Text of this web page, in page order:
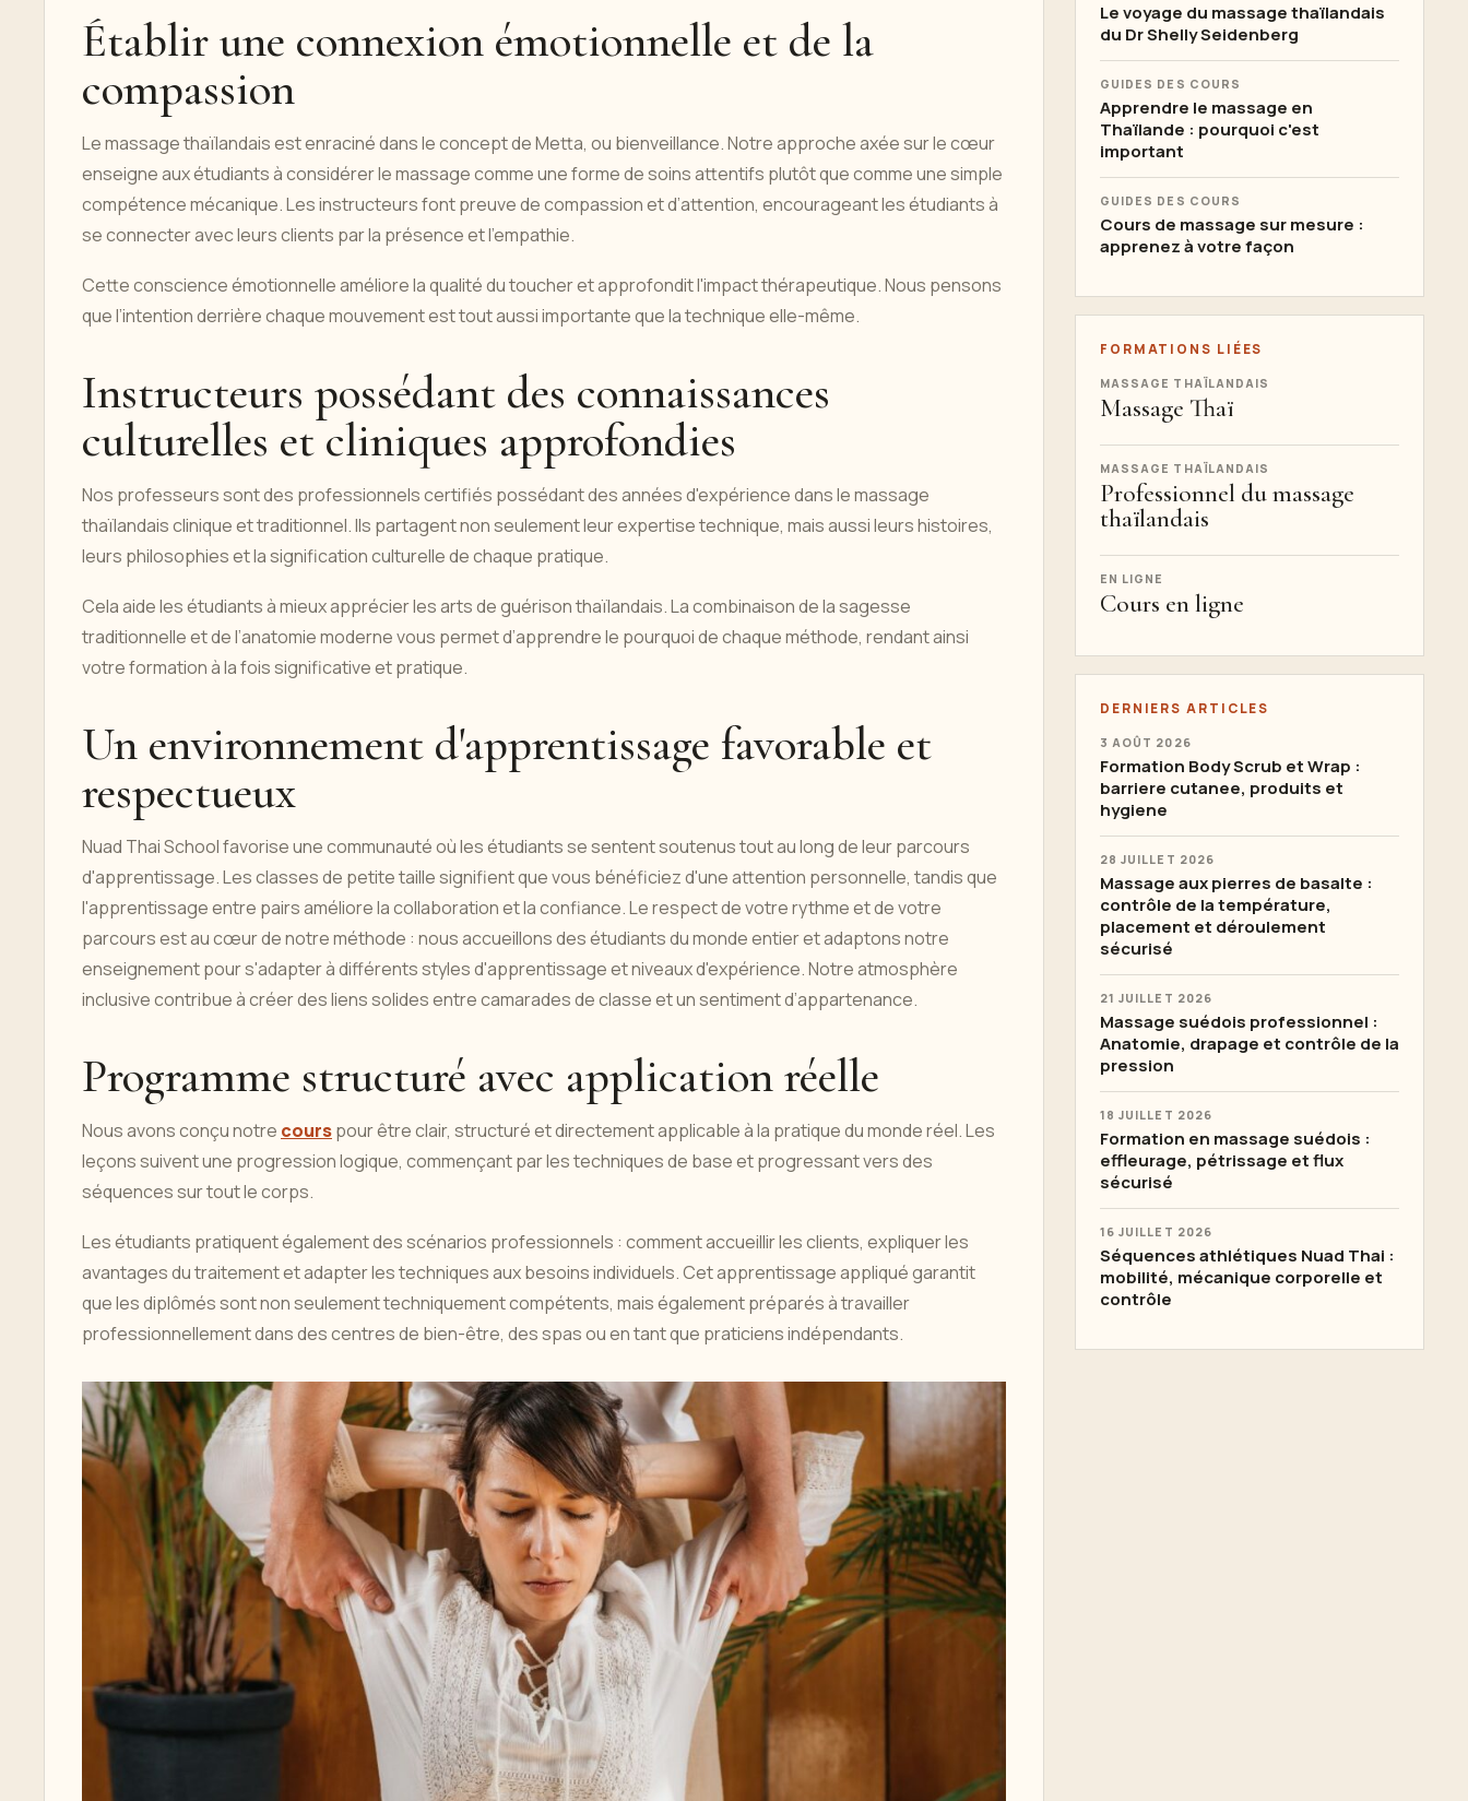
Établir une connexion émotionnelle et de la
compassion
Le massage thaïlandais est enraciné dans le concept de Metta, ou bienveillance. Notre approche axée sur le cœur
enseigne aux étudiants à considérer le massage comme une forme de soins attentifs plutôt que comme une simple
compétence mécanique. Les instructeurs font preuve de compassion et d’attention, encourageant les étudiants à
se connecter avec leurs clients par la présence et l’empathie.
Cette conscience émotionnelle améliore la qualité du toucher et approfondit l'impact thérapeutique. Nous pensons
que l’intention derrière chaque mouvement est tout aussi importante que la technique elle-même.
Instructeurs possédant des connaissances
culturelles et cliniques approfondies
Nos professeurs sont des professionnels certifiés possédant des années d'expérience dans le massage
thaïlandais clinique et traditionnel. Ils partagent non seulement leur expertise technique, mais aussi leurs histoires,
leurs philosophies et la signification culturelle de chaque pratique.
Cela aide les étudiants à mieux apprécier les arts de guérison thaïlandais. La combinaison de la sagesse
traditionnelle et de l’anatomie moderne vous permet d’apprendre le pourquoi de chaque méthode, rendant ainsi
votre formation à la fois significative et pratique.
Un environnement d'apprentissage favorable et
respectueux
Nuad Thai School favorise une communauté où les étudiants se sentent soutenus tout au long de leur parcours
d'apprentissage. Les classes de petite taille signifient que vous bénéficiez d'une attention personnelle, tandis que
l'apprentissage entre pairs améliore la collaboration et la confiance. Le respect de votre rythme et de votre
parcours est au cœur de notre méthode : nous accueillons des étudiants du monde entier et adaptons notre
enseignement pour s'adapter à différents styles d'apprentissage et niveaux d'expérience. Notre atmosphère
inclusive contribue à créer des liens solides entre camarades de classe et un sentiment d’appartenance.
Programme structuré avec application réelle
Nous avons conçu notre courspour être clair, structuré et directement applicable à la pratique du monde réel. Les
leçons suivent une progression logique, commençant par les techniques de base et progressant vers des
séquences sur tout le corps.
Les étudiants pratiquent également des scénarios professionnels : comment accueillir les clients, expliquer les
avantages du traitement et adapter les techniques aux besoins individuels. Cet apprentissage appliqué garantit
que les diplômés sont non seulement techniquement compétents, mais également préparés à travailler
professionnellement dans des centres de bien-être, des spas ou en tant que praticiens indépendants.
Le voyage du massage thaïlandais
du Dr Shelly Seidenberg
GUIDES DES COURS
Apprendre le massage en
Thaïlande : pourquoi c'est
important
GUIDES DES COURS
Cours de massage sur mesure :
apprenez à votre façon
FORMATIONS LIÉES
MASSAGE THAÏLANDAIS
Massage Thaï
MASSAGE THAÏLANDAIS
Professionnel du massage
thaïlandais
EN LIGNE
Cours en ligne
DERNIERS ARTICLES
3 AOÛT 2026
Formation Body Scrub et Wrap :
barriere cutanee, produits et
hygiene
28 JUILLET 2026
Massage aux pierres de basalte :
contrôle de la température,
placement et déroulement
sécurisé
21 JUILLET 2026
Massage suédois professionnel :
Anatomie, drapage et contrôle de la
pression
18 JUILLET 2026
Formation en massage suédois :
effleurage, pétrissage et flux
sécurisé
16 JUILLET 2026
Séquences athlétiques Nuad Thai :
mobilité, mécanique corporelle et
contrôle